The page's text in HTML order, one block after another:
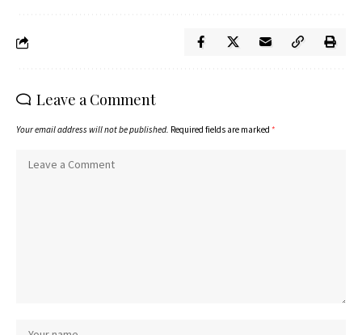
Leave a Comment
Your email address will not be published. Required fields are marked *